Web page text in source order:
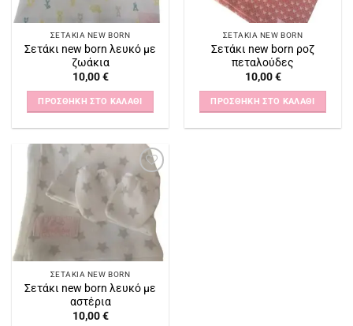
ΣΕΤΆΚΙΑ NEW BORN
Σετάκι new born λευκό με
ζωάκια
10,00€
ΠΡΟΣΘΉΚΗ ΣΤΟ ΚΑΛΆΘΙ
ΣΕΤΆΚΙΑ NEW BORN
Σετάκι new born ροζ
πεταλούδες
10,00€
ΠΡΟΣΘΉΚΗ ΣΤΟ ΚΑΛΆΘΙ
Πρόσθήκη
στην
λίστα
επιθυμιών
ΣΕΤΆΚΙΑ NEW BORN
Σετάκι new born λευκό με
αστέρια
10,00€